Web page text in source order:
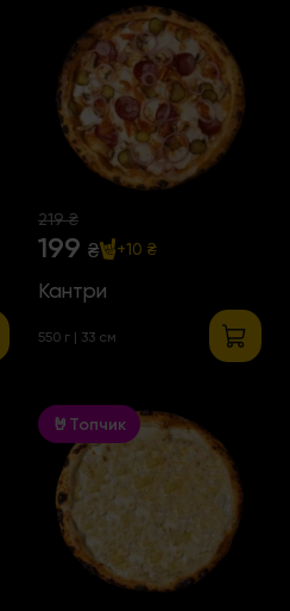
219 ₴
199 ₴ +10 ₴
Кантри
550 г | 33 см
🤘Топчик